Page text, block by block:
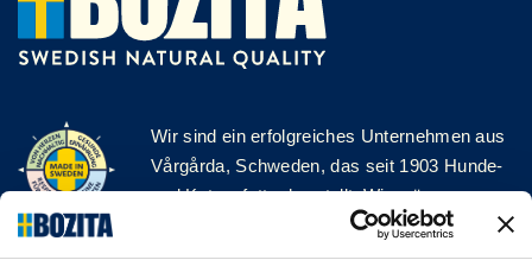
Wir sind ein erfolgreiches Unternehmen aus
Vårgårda, Schweden, das seit 1903 Hunde-
und Katzenfutter herstellt. Wir mögen es
natürlich und einfach. Wir stellen unser
Hunde- und Katzenfutter aus hochwertigen